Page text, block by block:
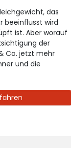
das
beeinflusst wird
ist. Aber worauf
der
Co. jetzt mehr
und die